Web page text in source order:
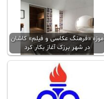
موزه «فرهنگ عکاسی و فیلم» کاشان
در شهر برزک آغاز بکار کرد